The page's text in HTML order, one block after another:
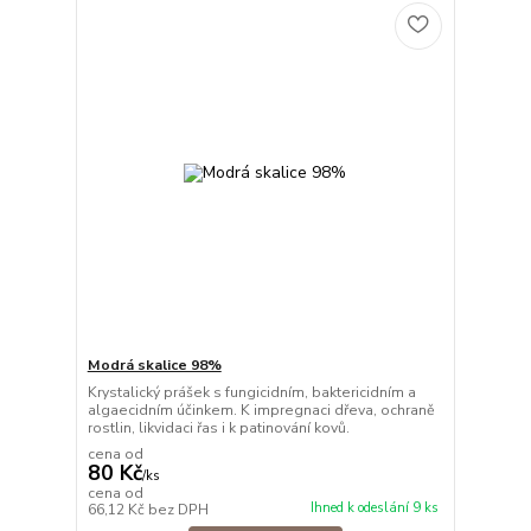
Modrá skalice 98%
Krystalický prášek s fungicidním, baktericidním a
algaecidním účinkem. K impregnaci dřeva, ochraně
rostlin, likvidaci řas i k patinování kovů.
cena od
80 Kč/ks
cena od
66,12 Kč bez DPH Ihned k odeslání 9 ks